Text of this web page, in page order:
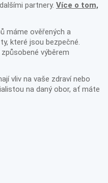
partnery. Více o tom,
máme ověřených a
které jsou bezpečné.
výběrem
vliv na vaše zdraví nebo
na daný obor, ať máte